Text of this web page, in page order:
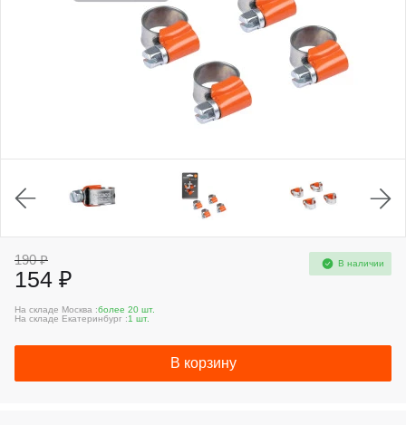
190 ₽
154 ₽
В наличии
На складе Москва :более 20 шт.
На складе Екатеринбург :1 шт.
В корзину